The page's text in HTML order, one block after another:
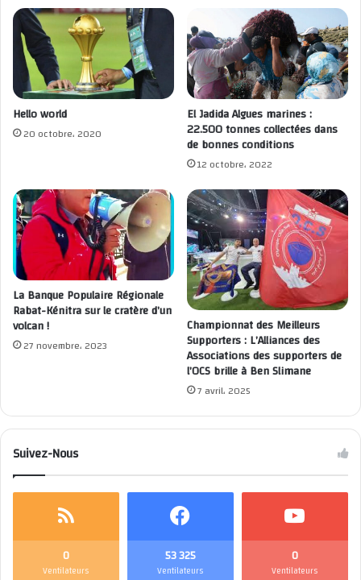
Hello world
20 octobre، 2020
El Jadida Algues marines :
22.500 tonnes collectées dans
de bonnes conditions
12 octobre، 2022
La Banque Populaire Régionale
Rabat-Kénitra sur le cratère d’un
volcan !
27 novembre، 2023
Championnat des Meilleurs
Supporters : L’Alliances des
Associations des supporters de
l’OCS brille à Ben Slimane
7 avril، 2025
Suivez-Nous
0
Ventilateurs
53 325
Ventilateurs
0
Ventilateurs